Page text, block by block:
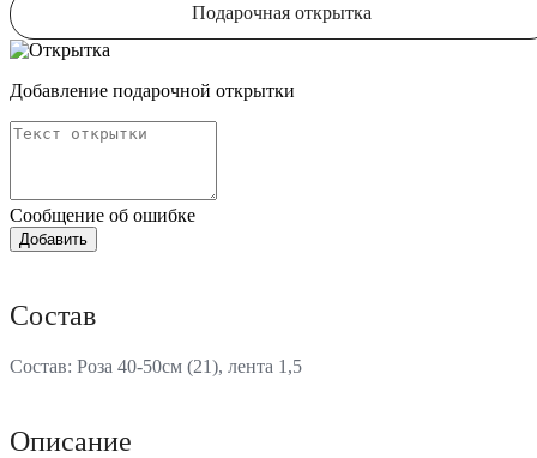
Подарочная открытка
Добавление подарочной открытки
Сообщение об ошибке
Состав
Состав: Роза 40-50см (21), лента 1,5
Описание